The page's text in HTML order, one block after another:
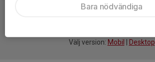
Välj version: Mobil Desktop
Bara nödvändiga